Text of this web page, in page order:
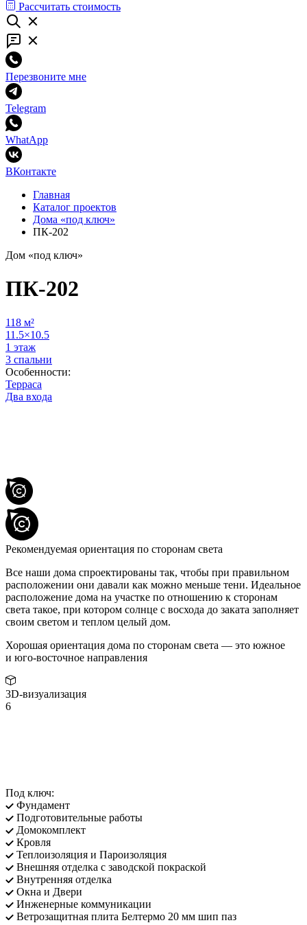
Рассчитать стоимость
Перезвоните мне
Telegram
WhatApp
ВКонтакте
Главная
Каталог проектов
Дома «под ключ»
ПК-202
Дом «под ключ»
ПК-202
118 м²
11.5×10.5
1 этаж
3 спальни
Особенности:
Терраса
Два входа
Рекомендуемая ориентация по сторонам света
Все наши дома спроектированы так, чтобы при правильном
расположении они давали как можно меньше тени. Идеальное
расположение дома на участке по отношению к сторонам
света такое, при котором солнце с восхода до заката заполняет
своим светом и теплом целый дом.
Хорошая ориентация дома по сторонам света — это южное
и юго-восточное направления
3D-визуализация
6
Под ключ:
Фундамент
Подготовительные работы
Домокомплект
Кровля
Теплоизоляция и Пароизоляция
Внешняя отделка с заводской покраской
Внутренняя отделка
Окна и Двери
Инженерные коммуникации
Ветрозащитная плита Белтермо 20 мм шип паз